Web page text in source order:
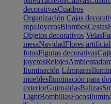
decorativasCuadros
Organización Cajas
ropaJoyerosBiombosCestas
Objetos decorativos Velas
mesaNavidadFlores
fotosFiguras decorativas
joyerosRelojes
Iluminación Lámparas
mueblesIluminación para
exteriorGuirnaldasBalizas
LightBombillasFocos